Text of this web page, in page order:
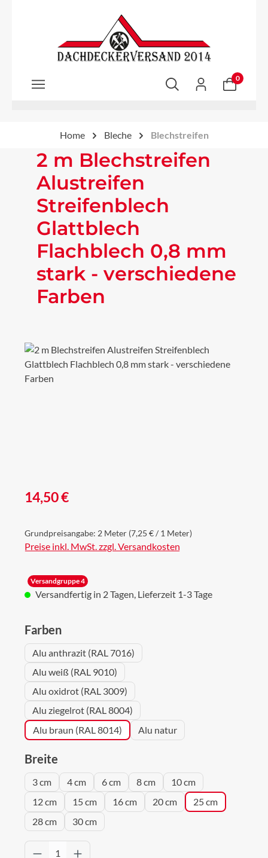
Zum Hauptinhalt springen
0
Home Bleche Blechstreifen
2 m Blechstreifen
Alustreifen
Streifenblech
Glattblech
Flachblech 0,8 mm
stark - verschiedene
Farben
Bildergalerie überspringen
Regulärer Preis:
14,50 €
Grundpreisangabe: 2 Meter (7,25 € / 1 Meter)
Preise inkl. MwSt. zzgl. Versandkosten
Versandgruppe 4
Versandfertig in 2 Tagen, Lieferzeit 1-3 Tage
Farbenauswählen
Alu anthrazit (RAL 7016)
Alu weiß (RAL 9010)
Alu oxidrot (RAL 3009)
Alu ziegelrot (RAL 8004)
Alu braun (RAL 8014)
Alu natur
Breite
3 cm 4 cm 6 cm 8 cm
10 cm
12 cm
15 cm 16 cm 20 cm
25 cm
28 cm
30 cm
Produkt Anzahl: Gib den gewünschten